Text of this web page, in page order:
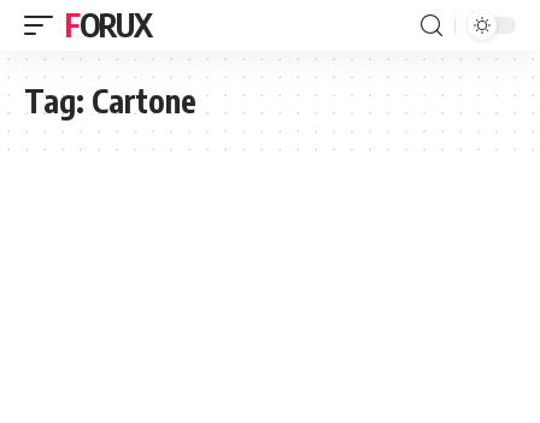
FORUX
Tag: Cartone